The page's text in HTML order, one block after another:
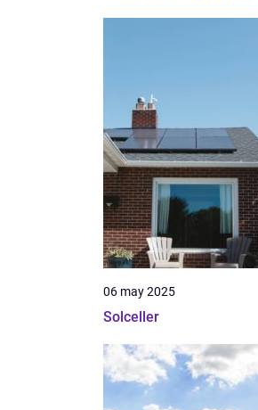
06 may 2025
Solceller